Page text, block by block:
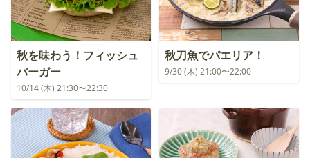
秋を味わう！フィッシュ
バーガー
10/14 (木) 21:30〜22:30
秋刀魚でパエリア！
9/30 (木) 21:00〜22:00